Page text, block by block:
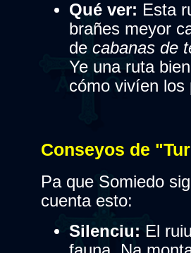
Qué ver: Esta
brañes meyor
de cabanas de
Ye una ruta
cómo vivíen los
Conseyos de
Pa que Somiedo
cuenta esto:
Silenciu: El